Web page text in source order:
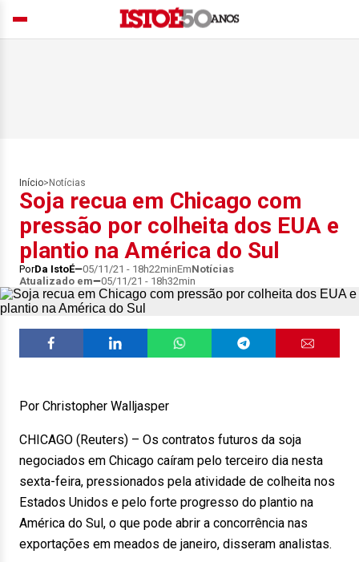
Início> Notícias
Soja recua em Chicago com
pressão por colheita dos EUA e
plantio na América do Sul
PorDa IstoÉ 05/11/21 - 18h22minEmNotícias
Atualizado em
05/11/21 - 18h32min
Por Christopher Walljasper
CHICAGO (Reuters) – Os contratos futuros da soja
negociados em Chicago caíram pelo terceiro dia nesta
sexta-feira, pressionados pela atividade de colheita nos
Estados Unidos e pelo forte progresso do plantio na
América do Sul, o que pode abrir a concorrência nas
exportações em meados de janeiro, disseram analistas.